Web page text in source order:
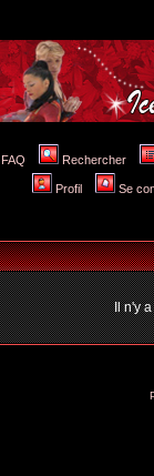
FAQ Rechercher
Profil Se
Il n'y